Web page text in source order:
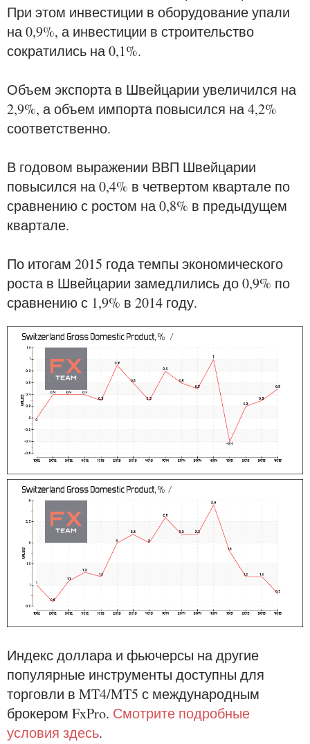
При этом инвестиции в оборудование упали
на 0,9%, а инвестиции в строительство
сократились на 0,1%.
Объем экспорта в Швейцарии увеличился на
2,9%, а объем импорта повысился на 4,2%
соответственно.
В годовом выражении ВВП Швейцарии
повысился на 0,4% в четвертом квартале по
сравнению с ростом на 0,8% в предыдущем
квартале.
По итогам 2015 года темпы экономического
роста в Швейцарии замедлились до 0,9% по
сравнению с 1,9% в 2014 году.
Индекс доллара и фьючерсы на другие
популярные инструменты доступны для
торговли в MT4/MT5 с международным
брокером FxPro. Смотрите подробные
условия здесь.